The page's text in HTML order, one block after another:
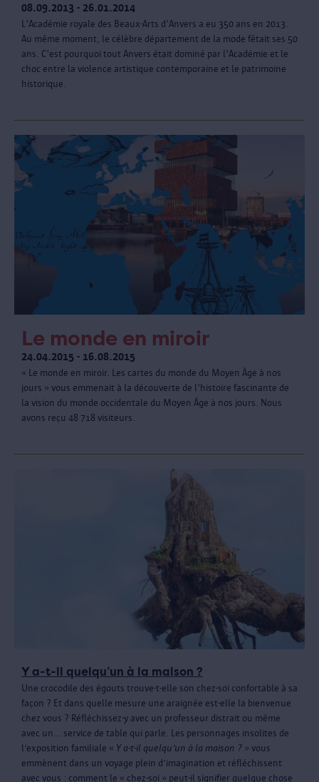
08.09.2013 - 26.01.2014
L'Académie royale des Beaux-Arts d'Anvers a eu 350 ans en 2013.
Au même moment, le célèbre département de la mode fêtait ses 50
ans. C'est pourquoi tout Anvers était dominé par l'Académie et le
choc entre la violence artistique contemporaine et le patrimoine
historique.
Le monde en miroir
24.04.2015 - 16.08.2015
« Le monde en miroir. Les cartes du monde du Moyen Âge à nos
jours » vous emmenait à la découverte de l'histoire fascinante de
la vision du monde occidentale du Moyen Âge à nos jours. Nous
avons reçu 48 718 visiteurs.
Y a-t-il quelqu’un à la maison ?
Une crocodile des égouts trouve-t-elle son chez-soi confortable à sa
façon ? Et dans quelle mesure une araignée est-elle la bienvenue
chez vous ? Réfléchissez-y avec un professeur distrait ou même
avec un… service de table qui parle. Les personnages insolites de
l’exposition familiale « Y a-t-il quelqu’un à la maison ? » vous
emmènent dans un voyage plein d’imagination et réfléchissent
avec vous : comment le « chez-soi » peut-il signifier quelque chose